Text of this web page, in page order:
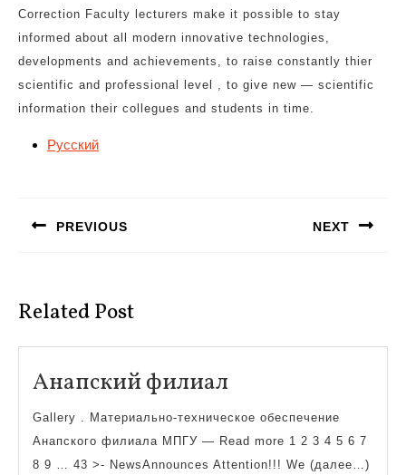
Correction Faculty lecturers make it possible to stay
informed about all modern innovative technologies,
developments and achievements, to raise constantly thier
scientific and professional level , to give new — scientific
information their collegues and students in time.
Русский
записям
PREVIOUS NEXT
Related Post
Анапский филиал
филиал
Gallery . Материально-техническое обеспечение
Анапского филиала МПГУ — Read more 1 2 3 4 5 6 7
8 9 … 43 >- NewsAnnounces Attention!!! We (далее…)